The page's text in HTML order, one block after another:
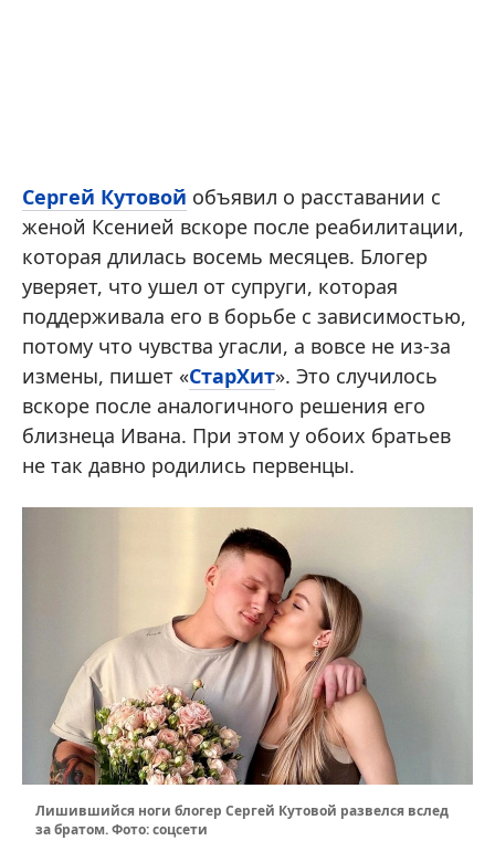
Сергей Кутовой объявил о расставании с
женой Ксенией вскоре после реабилитации,
которая длилась восемь месяцев. Блогер
уверяет, что ушел от супруги, которая
поддерживала его в борьбе с зависимостью,
потому что чувства угасли, а вовсе не из-за
измены, пишет «СтарХит». Это случилось
вскоре после аналогичного решения его
близнеца Ивана. При этом у обоих братьев
не так давно родились первенцы.
Лишившийся ноги блогер Сергей Кутовой развелся вслед
за братом. Фото: соцсети